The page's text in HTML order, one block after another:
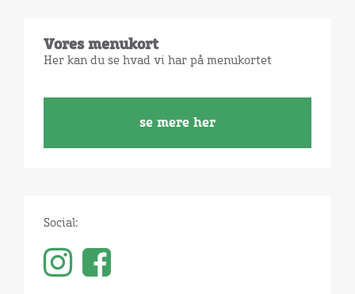
Vores menukort
Her kan du se hvad vi har på menukortet
se mere her
Social: